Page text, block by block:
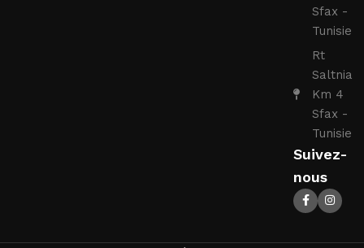
Sfax -
Tunisie
Rt
Saltnia
Km 4
Sfax -
Tunisie
Suivez-
nous